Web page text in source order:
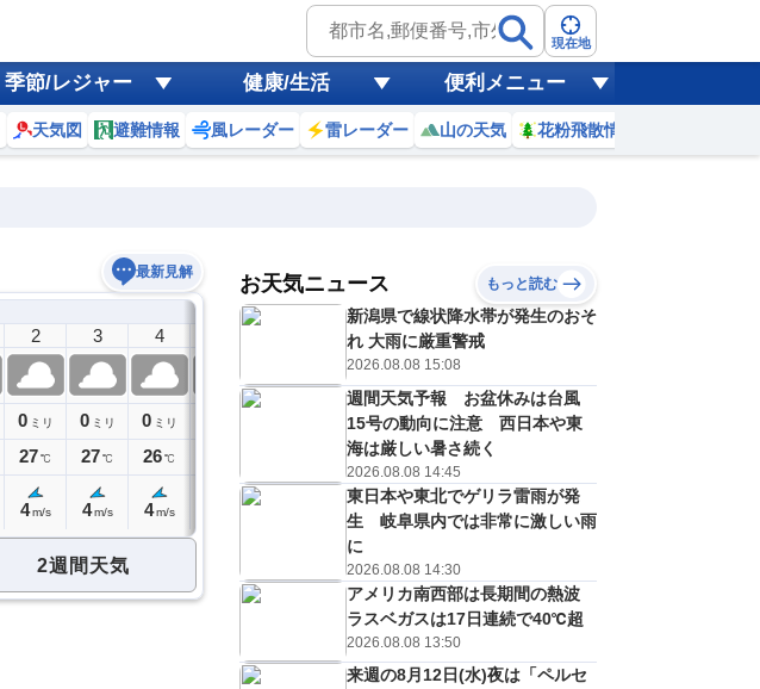
現在地
季節/レジャー 健康/生活 便利メニュー
天気図 避難情報 風レーダー 雷レーダー 山の天気 花粉飛散情報
最新見解
2
0 ミリ
27℃
4 m/s
3
0 ミリ
27℃
4 m/s
4
0 ミリ
26℃
4 m/s
7
ミリ
27 ℃
m/s
8
0ミリ
29 ℃
3m/s
9
0ミリ
29℃
3 m/s
0ミリ
3 m/s
0
3m/s
2週間天気
お天気ニュース もっと読む
新潟県で線状降水帯が発生のおそ
れ 大雨に厳重警戒
2026.08.08 15:08
週間天気予報 お盆休みは台風
15号の動向に注意 西日本や東
海は厳しい暑さ続く
2026.08.08 14:45
東日本や東北でゲリラ雷雨が発
生 岐阜県内では非常に激しい雨
に
2026.08.08 14:30
アメリカ南西部は長期間の熱波
ラスベガスは17日連続で40℃超
2026.08.08 13:50
来週の8月12日(水)夜は「ペルセ